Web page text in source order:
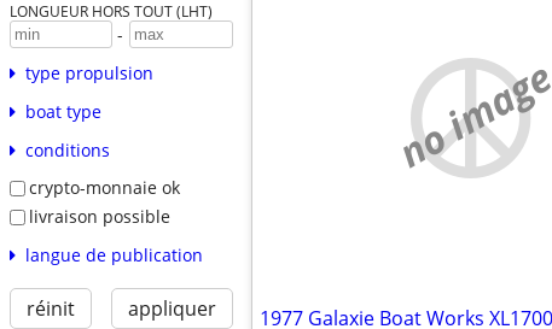
LONGUEUR HORS TOUT (LHT)
-
type propulsion
boat type
conditions
crypto-monnaie ok
livraison possible
langue de publication
réinit appliquer
no image